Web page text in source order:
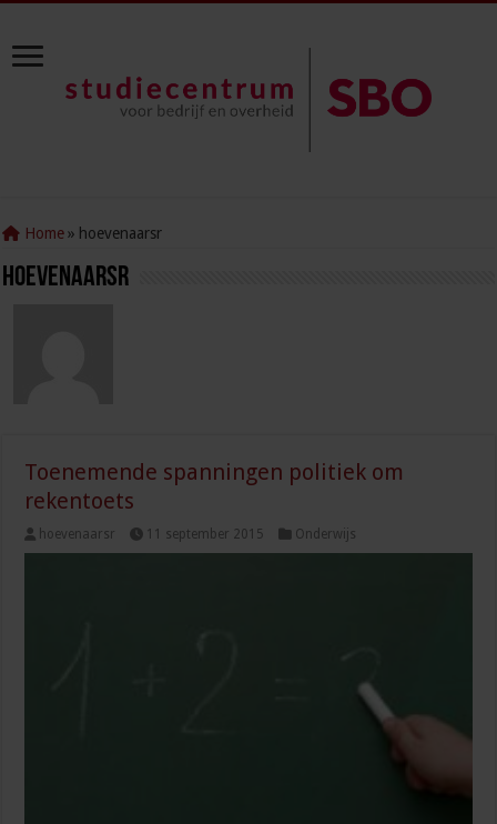
Home » hoevenaarsr
hoevenaarsr
Toenemende spanningen politiek om
rekentoets
hoevenaarsr 11 september 2015 Onderwijs